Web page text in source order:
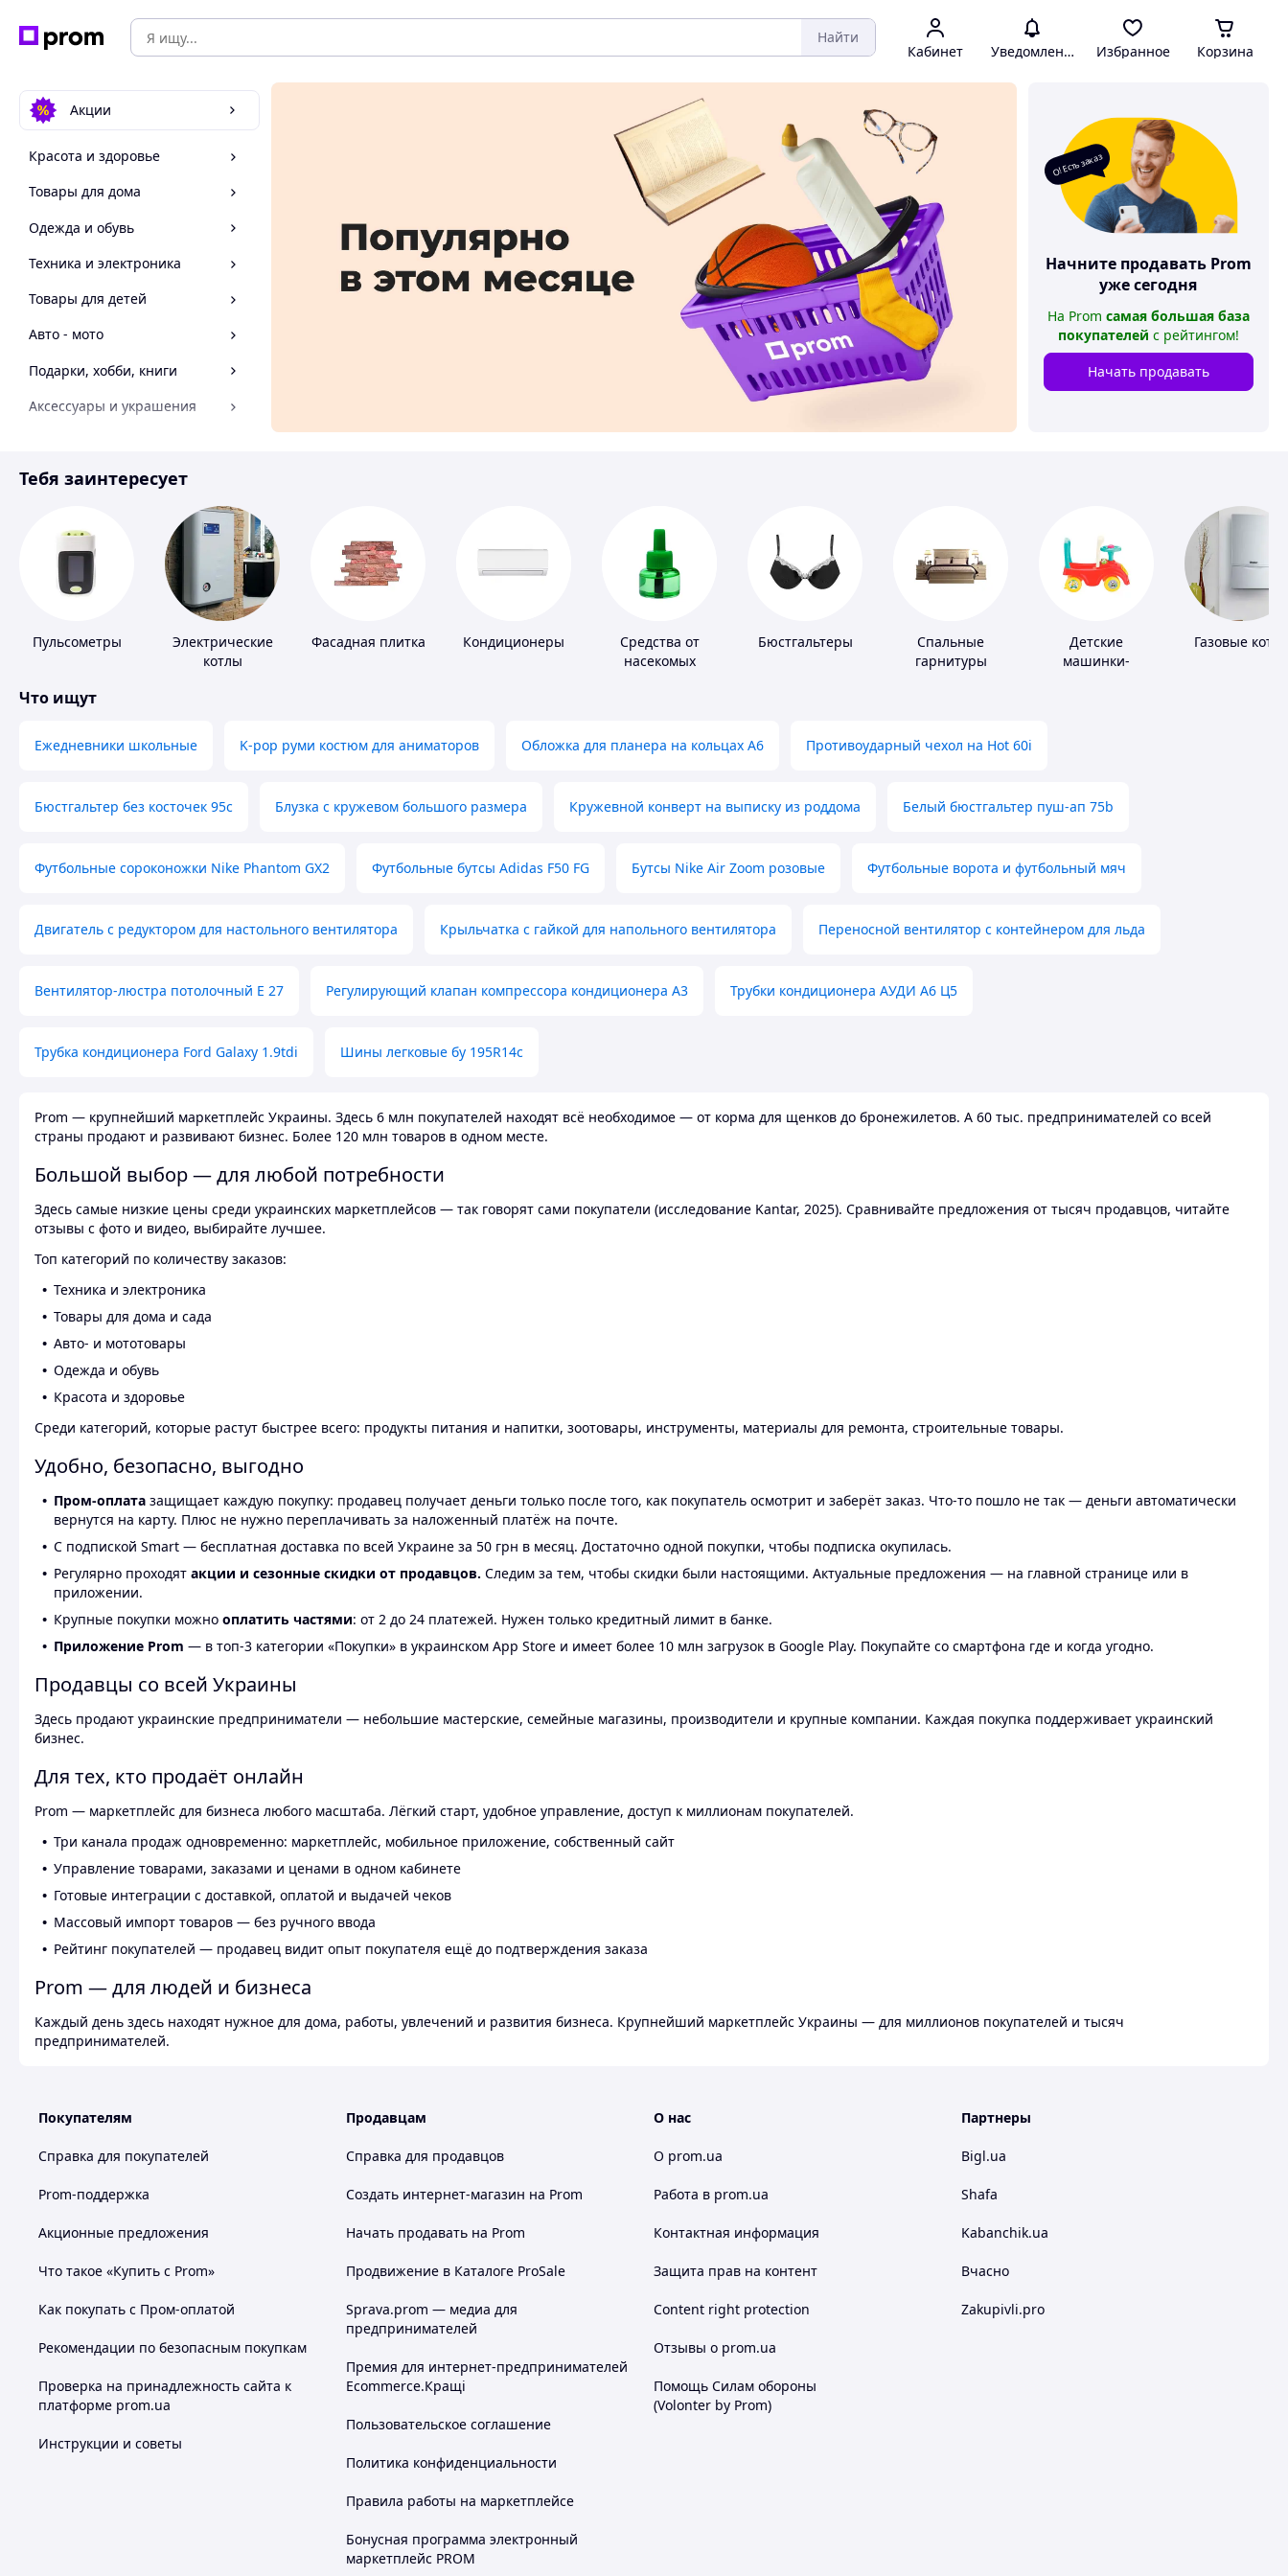
Найти
Кабинет Уведомления Избранное Корзина
Акции
Красота и здоровье
Товары для дома
Одежда и обувь
Техника и электроника
Товары для детей
Авто - мото
Подарки, хобби, книги
Аксессуары и украшения
Спорт и отдых
О! Есть заказ
Начните продавать Prom
уже сегодня
На Prom самая большая база
покупателей с рейтингом!
Начать продавать
Тебя заинтересует
Пульсометры
Электрические
котлы
Фасадная плитка Кондиционеры
Средства от
насекомых
Бюстгальтеры
Спальные
гарнитуры
Детские
машинки-
Газовые
Что ищут
Ежедневники школьные K-pop руми костюм для аниматоров Обложка для планера на кольцах А6 Противоударный чехол на Hot 60i
Бюстгальтер без косточек 95с Блузка с кружевом большого размера Кружевной конверт на выписку из роддома Белый бюстгальтер пуш-ап 75b
Футбольные сороконожки Nike Phantom GX2 Футбольные бутсы Adidas F50 FG Бутсы Nike Air Zoom розовые Футбольные ворота и футбольный мяч
Двигатель с редуктором для настольного вентилятора Крыльчатка с гайкой для напольного вентилятора Переносной вентилятор с контейнером для льда
Вентилятор-люстра потолочный E 27 Регулирующий клапан компрессора кондиционера А3 Трубки кондиционера АУДИ А6 Ц5
Трубка кондиционера Ford Galaxy 1.9tdi Шины легковые бу 195R14c
Prom — крупнейший маркетплейс Украины. Здесь 6 млн покупателей находят всё необходимое — от корма для щенков до бронежилетов. А 60 тыс. предпринимателей со всей
страны продают и развивают бизнес. Более 120 млн товаров в одном месте.
Большой выбор — для любой потребности
Здесь самые низкие цены среди украинских маркетплейсов — так говорят сами покупатели (исследование Kantar, 2025). Сравнивайте предложения от тысяч продавцов, читайте
отзывы с фото и видео, выбирайте лучшее.
Топ категорий по количеству заказов:
Техника и электроника
Товары для дома и сада
Авто- и мототовары
Одежда и обувь
Красота и здоровье
Среди категорий, которые растут быстрее всего: продукты питания и напитки, зоотовары, инструменты, материалы для ремонта, строительные товары.
Удобно, безопасно, выгодно
Пром-оплата защищает каждую покупку: продавец получает деньги только после того, как покупатель осмотрит и заберёт заказ. Что-то пошло не так — деньги автоматически
вернутся на карту. Плюс не нужно переплачивать за наложенный платёж на почте.
С подпиской Smart — бесплатная доставка по всей Украине за 50 грн в месяц. Достаточно одной покупки, чтобы подписка окупилась.
Регулярно проходят акции и сезонные скидки от продавцов. Следим за тем, чтобы скидки были настоящими. Актуальные предложения — на главной странице или в
приложении.
Крупные покупки можно оплатить частями: от 2 до 24 платежей. Нужен только кредитный лимит в банке.
Приложение Prom — в топ-3 категории «Покупки» в украинском App Store и имеет более 10 млн загрузок в Google Play. Покупайте со смартфона где и когда угодно.
Продавцы со всей Украины
Здесь продают украинские предприниматели — небольшие мастерские, семейные магазины, производители и крупные компании. Каждая покупка поддерживает украинский
бизнес.
Для тех, кто продаёт онлайн
Prom — маркетплейс для бизнеса любого масштаба. Лёгкий старт, удобное управление, доступ к миллионам покупателей.
Три канала продаж одновременно: маркетплейс, мобильное приложение, собственный сайт
Управление товарами, заказами и ценами в одном кабинете
Готовые интеграции с доставкой, оплатой и выдачей чеков
Массовый импорт товаров — без ручного ввода
Рейтинг покупателей — продавец видит опыт покупателя ещё до подтверждения заказа
Prom — для людей и бизнеса
Каждый день здесь находят нужное для дома, работы, увлечений и развития бизнеса. Крупнейший маркетплейс Украины — для миллионов покупателей и тысяч
предпринимателей.
Покупателям
Справка для покупателей
Prom-поддержка
Акционные предложения
Что такое «Купить с Prom»
Как покупать с Пром-оплатой
Рекомендации по безопасным покупкам
Проверка на принадлежность сайта к
платформе prom.ua
Инструкции и советы
Продавцам
Справка для продавцов
Создать интернет-магазин на Prom
Начать продавать на Prom
Продвижение в Каталоге ProSale
Sprava.prom — медиа для
предпринимателей
Премия для интернет-предпринимателей
Ecommerce.Кращі
Пользовательское соглашение
Политика конфиденциальности
Правила работы на маркетплейсе
Бонусная программа электронный
маркетплейс PROM
О нас
О prom.ua
Работа в prom.ua
Контактная информация
Защита прав на контент
Content right protection
Отзывы о prom.ua
Помощь Силам обороны
(Volonter by Prom)
Партнеры
Bigl.ua
Shafa
Kabanchik.ua
Вчасно
Zakupivli.pro